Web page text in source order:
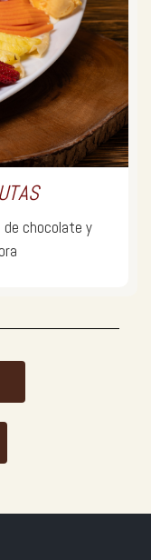
de chocolate y